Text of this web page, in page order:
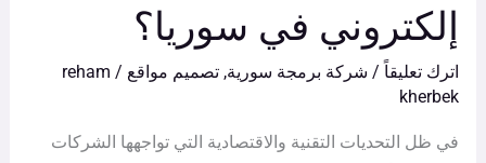
إلكتروني في سوريا؟
اترك تعليقاً / شركة برمجة سورية,تصميم مواقع /
reham
kherbek
في ظل التحديات التقنية والاقتصادية التي تواجهها الشركات